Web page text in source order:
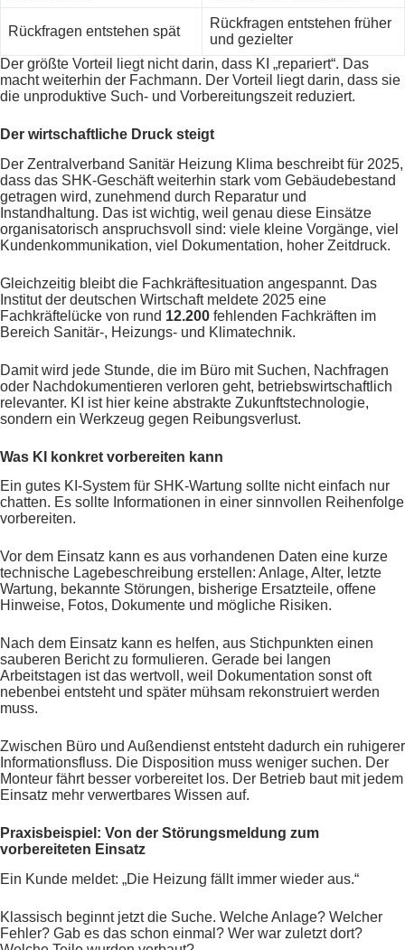
Rückfragen entstehen spät
Rückfragen entstehen früher
und gezielter
Der größte Vorteil liegt nicht darin, dass KI „repariert“. Das
macht weiterhin der Fachmann. Der Vorteil liegt darin, dass sie
die unproduktive Such- und Vorbereitungszeit reduziert.
Der wirtschaftliche Druck steigt
Der Zentralverband Sanitär Heizung Klima beschreibt für 2025,
dass das SHK-Geschäft weiterhin stark vom Gebäudebestand
getragen wird, zunehmend durch Reparatur und
Instandhaltung. Das ist wichtig, weil genau diese Einsätze
organisatorisch anspruchsvoll sind: viele kleine Vorgänge, viel
Kundenkommunikation, viel Dokumentation, hoher Zeitdruck.
Gleichzeitig bleibt die Fachkräftesituation angespannt. Das
Institut der deutschen Wirtschaft meldete 2025 eine
Fachkräftelücke von rund 12.200 fehlenden Fachkräften im
Bereich Sanitär-, Heizungs- und Klimatechnik.
Damit wird jede Stunde, die im Büro mit Suchen, Nachfragen
oder Nachdokumentieren verloren geht, betriebswirtschaftlich
relevanter. KI ist hier keine abstrakte Zukunftstechnologie,
sondern ein Werkzeug gegen Reibungsverlust.
Was KI konkret vorbereiten kann
Ein gutes KI-System für SHK-Wartung sollte nicht einfach nur
chatten. Es sollte Informationen in einer sinnvollen Reihenfolge
vorbereiten.
Vor dem Einsatz kann es aus vorhandenen Daten eine kurze
technische Lagebeschreibung erstellen: Anlage, Alter, letzte
Wartung, bekannte Störungen, bisherige Ersatzteile, offene
Hinweise, Fotos, Dokumente und mögliche Risiken.
Nach dem Einsatz kann es helfen, aus Stichpunkten einen
sauberen Bericht zu formulieren. Gerade bei langen
Arbeitstagen ist das wertvoll, weil Dokumentation sonst oft
nebenbei entsteht und später mühsam rekonstruiert werden
muss.
Zwischen Büro und Außendienst entsteht dadurch ein ruhigerer
Informationsfluss. Die Disposition muss weniger suchen. Der
Monteur fährt besser vorbereitet los. Der Betrieb baut mit jedem
Einsatz mehr verwertbares Wissen auf.
Praxisbeispiel: Von der Störungsmeldung zum
vorbereiteten Einsatz
Ein Kunde meldet: „Die Heizung fällt immer wieder aus.“
Klassisch beginnt jetzt die Suche. Welche Anlage? Welcher
Fehler? Gab es das schon einmal? Wer war zuletzt dort?